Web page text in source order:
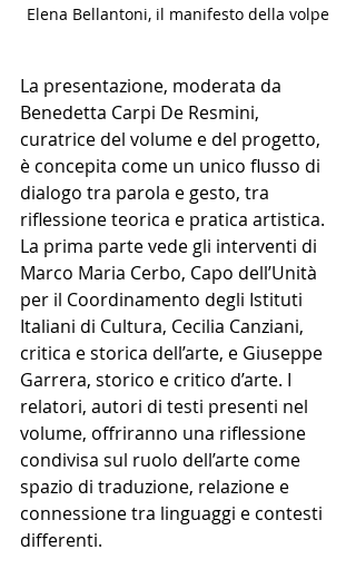
Elena Bellantoni, il manifesto della volpe
La presentazione, moderata da
Benedetta Carpi De Resmini,
curatrice del volume e del progetto,
è concepita come un unico flusso di
dialogo tra parola e gesto, tra
riflessione teorica e pratica artistica.
La prima parte vede gli interventi di
Marco Maria Cerbo, Capo dell’Unità
per il Coordinamento degli Istituti
Italiani di Cultura, Cecilia Canziani,
critica e storica dell’arte, e Giuseppe
Garrera, storico e critico d’arte. I
relatori, autori di testi presenti nel
volume, offriranno una riflessione
condivisa sul ruolo dell’arte come
spazio di traduzione, relazione e
connessione tra linguaggi e contesti
differenti.